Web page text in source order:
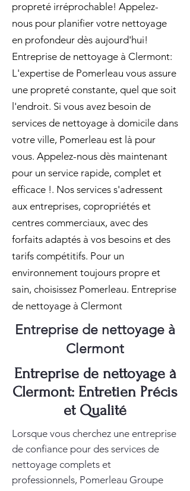
propreté irréprochable! Appelez-
nous pour planifier votre nettoyage
en profondeur dès aujourd'hui!
Entreprise de nettoyage à Clermont:
L'expertise de Pomerleau vous assure
une propreté constante, quel que soit
l'endroit. Si vous avez besoin de
services de nettoyage à domicile dans
votre ville, Pomerleau est là pour
vous. Appelez-nous dès maintenant
pour un service rapide, complet et
efficace !. Nos services s'adressent
aux entreprises, copropriétés et
centres commerciaux, avec des
forfaits adaptés à vos besoins et des
tarifs compétitifs. Pour un
environnement toujours propre et
sain, choisissez Pomerleau. Entreprise
de nettoyage à Clermont
Entreprise de nettoyage à
Clermont
Entreprise de nettoyage à
Clermont: Entretien Précis
et Qualité
Lorsque vous cherchez une entreprise
de confiance pour des services de
nettoyage complets et
professionnels, Pomerleau Groupe